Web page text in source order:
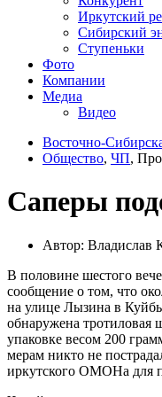
Иркутский
Сибирский
Ступеньки
Фото
Компании
Медиа
Видео
Восточно-
Общество, ЧП,
Саперы
Автор:
В половине шестого
сообщение о том, что
на улице Лызина в
обнаружена тротиловая
упаковке весом 200
мерам никто не
иркутского ОМОНа для